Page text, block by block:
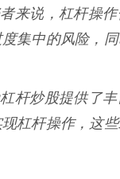
来说，杠杆操
集中的风险，
杆炒股提供了
杠杆操作，这